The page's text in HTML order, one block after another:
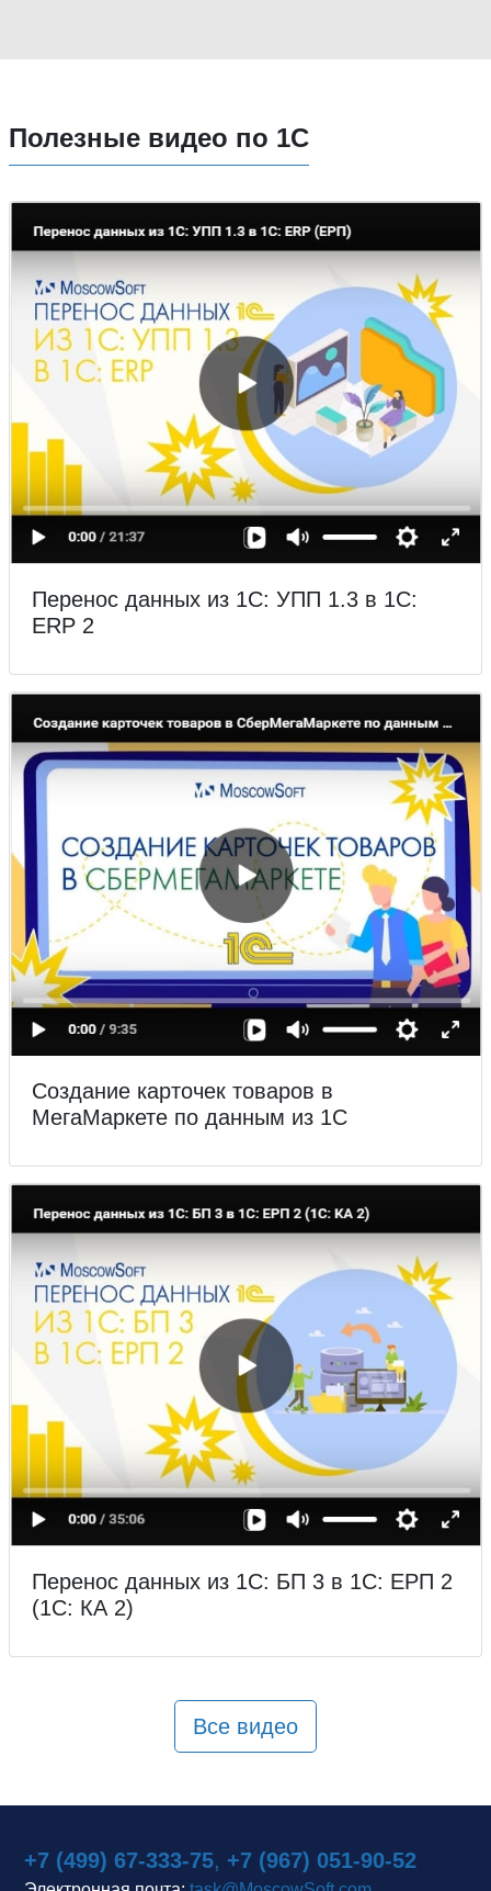
Полезные видео по 1С
Перенос данных из 1С: УПП 1.3 в 1С:
ERP 2
Создание карточек товаров в
МегаМаркете по данным из 1С
Перенос данных из 1С: БП 3 в 1С: ЕРП 2
(1С: КА 2)
Все видео
+7 (499) 67-333-75, +7 (967) 051-90-52